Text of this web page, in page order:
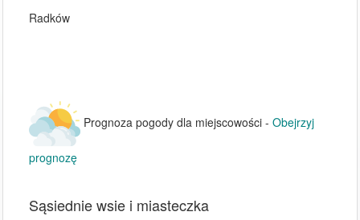
Radków
Prognoza pogody dla miejscowości - Obejrzyj
prognozę
Sąsiednie wsie i miasteczka